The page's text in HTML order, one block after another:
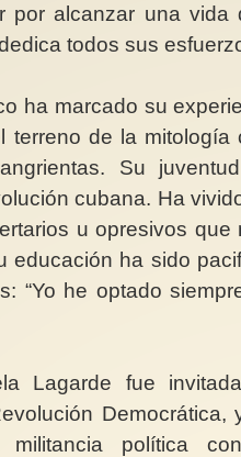
por alcanzar una
todos sus
ha marcado su
terreno de la
Su
cubana. Ha
u opresivos
educación ha sido
“Yo he optado
Lagarde fue
militancia política